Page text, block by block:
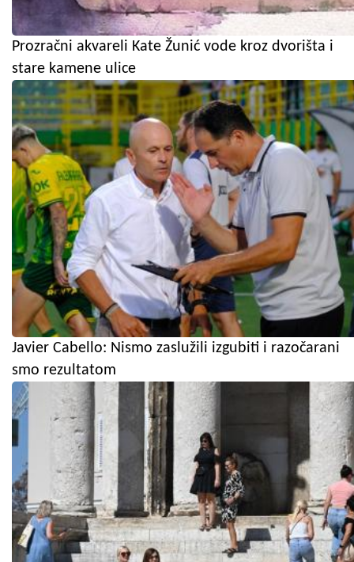
Prozračni akvareli Kate Žunić vode kroz dvorišta i
stare kamene ulice
Javier Cabello: Nismo zaslužili izgubiti i razočarani
smo rezultatom